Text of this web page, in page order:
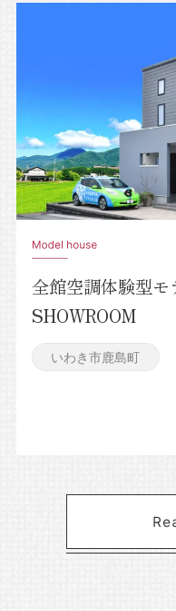
全館空調体験型
SHOWROOM
いわき市鹿島町